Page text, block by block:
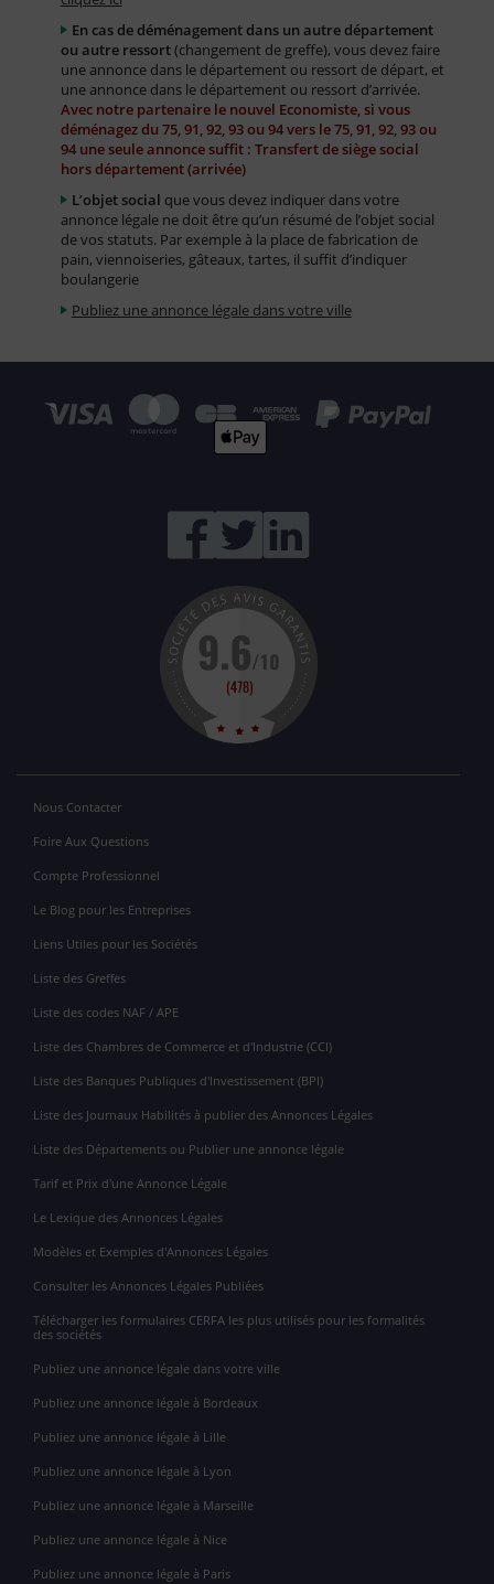
En cas de déménagement dans un autre département
ou autre ressort(changement de greffe), vous devez faire
une annonce dans le département ou ressort de départ, et
une annonce dans le département ou ressort d’arrivée.
Avec notre partenaire le nouvel Economiste, si vous
déménagez du 75, 91, 92, 93 ou 94 vers le 75, 91, 92, 93 ou
94 une seule annonce suffit : Transfert de siège social
hors département (arrivée)
L’objet social que vous devez indiquer dans votre
annonce légale ne doit être qu’un résumé de l’objet social
de vos statuts. Par exemple à la place de fabrication de
pain, viennoiseries, gâteaux, tartes, il suffit d’indiquer
boulangerie
Publiez une annonce légale dans votre ville
Nous Contacter
Foire Aux Questions
Compte Professionnel
Le Blog pour les Entreprises
Liens Utiles pour les Sociétés
Liste des Greffes
Liste des codes NAF / APE
Liste des Chambres de Commerce et d'Industrie (CCI)
Liste des Banques Publiques d'Investissement (BPI)
Liste des Journaux Habilités à publier des Annonces Légales
Liste des Départements ou Publier une annonce légale
Tarif et Prix d'une Annonce Légale
Le Lexique des Annonces Légales
Modèles et Exemples d'Annonces Légales
Consulter les Annonces Légales Publiées
Télécharger les formulaires CERFA les plus utilisés pour les formalités
des sociétés
Publiez une annonce légale dans votre ville
Publiez une annonce légale à Bordeaux
Publiez une annonce légale à Lille
Publiez une annonce légale à Lyon
Publiez une annonce légale à Marseille
Publiez une annonce légale à Nice
Publiez une annonce légale à Paris